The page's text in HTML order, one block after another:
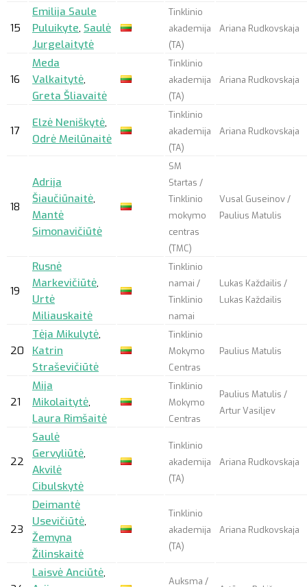
15
Emilija Saule
Puluikyte, Saulė
Jurgelaitytė
Tinklinio
akademija
(TA)
Ariana Rudkovskaja
16
Meda
Valkaitytė,
Greta Šliavaitė
Tinklinio
akademija
(TA)
Ariana Rudkovskaja
17
Elzė Neniškytė,
Odrė Meilūnaitė
Tinklinio
akademija
(TA)
Ariana Rudkovskaja
18
Adrija
Šiaučiūnaitė,
Mantė
Simonavičiūtė
SM
Startas /
Tinklinio
mokymo
centras
(TMC)
Vusal Guseinov /
Paulius Matulis
19
Rusnė
Markevičiūtė,
Urtė
Miliauskaitė
Tinklinio
namai /
Tinklinio
namai
Lukas Každailis /
Lukas Každailis
20
Tėja Mikulytė,
Katrin
Straševičiūtė
Tinklinio
Mokymo
Centras
Paulius Matulis
21
Mija
Mikolaitytė,
Laura Rimšaitė
Tinklinio
Mokymo
Centras
Paulius Matulis /
Artur Vasiljev
22
Saulė
Gervyliūtė,
Akvilė
Cibulskytė
Tinklinio
akademija
(TA)
Ariana Rudkovskaja
23
Deimantė
Usevičiūtė,
Žemyna
Žilinskaitė
Tinklinio
akademija
(TA)
Ariana Rudkovskaja
Laisvė Anciūtė,
Auksma /